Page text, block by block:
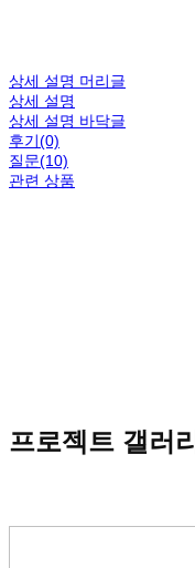
상세 설명 머리글
상세 설명
상세 설명 바닥글
후기(0)
질문(10)
관련 상품
프로젝트 갤러리